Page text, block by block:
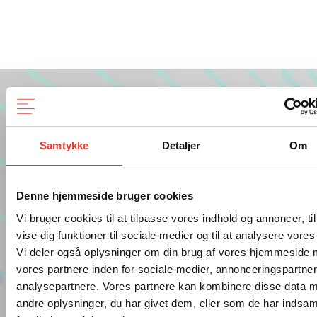
Samtykke Detaljer Om
Denne hjemmeside bruger cookies
Vi bruger cookies til at tilpasse vores indhold og annoncer,
vise dig funktioner til sociale medier og til at analysere
Vi deler også oplysninger om din brug af vores hjemmeside
vores partnere inden for sociale medier,
analysepartnere. Vores partnere kan kombinere disse data
andre oplysninger, du har givet dem, eller som de har
Kunstig intelligens er i fuld
gang med at forandre måden,
færdigheder og
kommunikerer på skrift. Men
hvordan adskiller kunstig
intelligens sig fra tidligere
teknologiske forandring af